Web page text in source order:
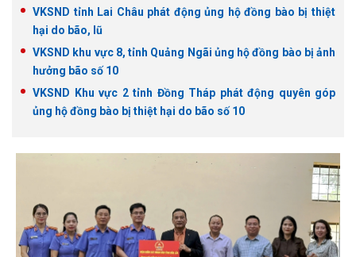
VKSND tỉnh Lai Châu phát động ủng hộ đồng bào bị thiệt
hại do bão, lũ
VKSND khu vực 8, tỉnh Quảng Ngãi ủng hộ đồng bào bị ảnh
hưởng bão số 10
VKSND Khu vực 2 tỉnh Đồng Tháp phát động quyên góp
ủng hộ đồng bào bị thiệt hại do bão số 10